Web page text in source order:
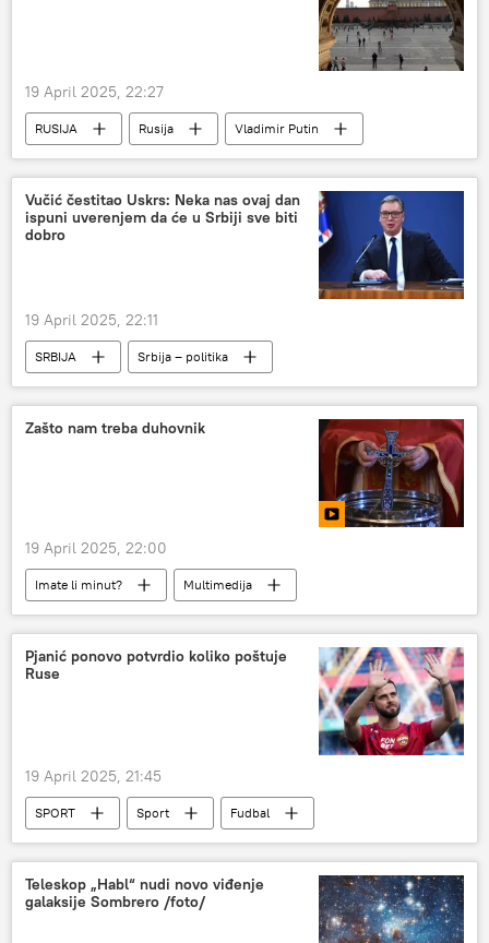
19 April 2025, 22:27
RUSIJA Rusija
Vladimir Putin
primirje
Vladimir Zelenski
Grigorij Karasin
Vučić čestitao Uskrs: Neka nas ovaj dan
ispuni uverenjem da će u Srbiji sve biti
dobro
19 April 2025, 22:11
SRBIJA Srbija – politika
Zašto nam treba duhovnik
19 April 2025, 22:00
Imate li minut? Multimedija
Pjanić ponovo potvrdio koliko poštuje
Ruse
19 April 2025, 21:45
SPORT Sport
Fudbal
Rusija
CSKA
Teleskop „Habl“ nudi novo viđenje
galaksije Sombrero /foto/